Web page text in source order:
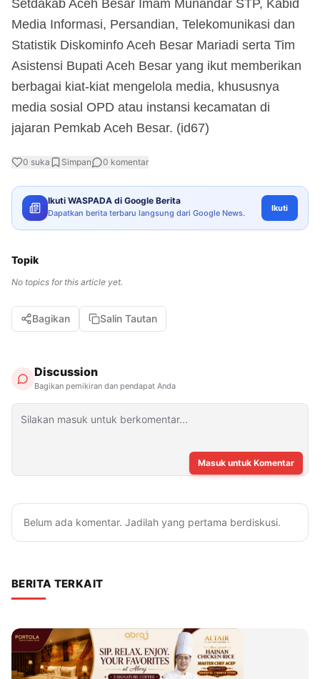
Setdakab Aceh Besar Imam Munandar STP, Kabid
Media Informasi, Persandian, Telekomunikasi dan
Statistik Diskominfo Aceh Besar Mariadi serta Tim
Asistensi Bupati Aceh Besar yang ikut memberikan
berbagai kiat-kiat mengelola media, khususnya
media sosial OPD atau instansi kecamatan di
jajaran Pemkab Aceh Besar. (id67)
0 suka Simpan 0 komentar
Ikuti WASPADA di Google Berita
Dapatkan berita terbaru langsung dari Google News. Ikuti
Topik
No topics for this article yet.
Bagikan Salin Tautan
Discussion
Bagikan pemikiran dan pendapat Anda
Masuk untuk Komentar
Belum ada komentar. Jadilah yang pertama berdiskusi.
BERITA TERKAIT